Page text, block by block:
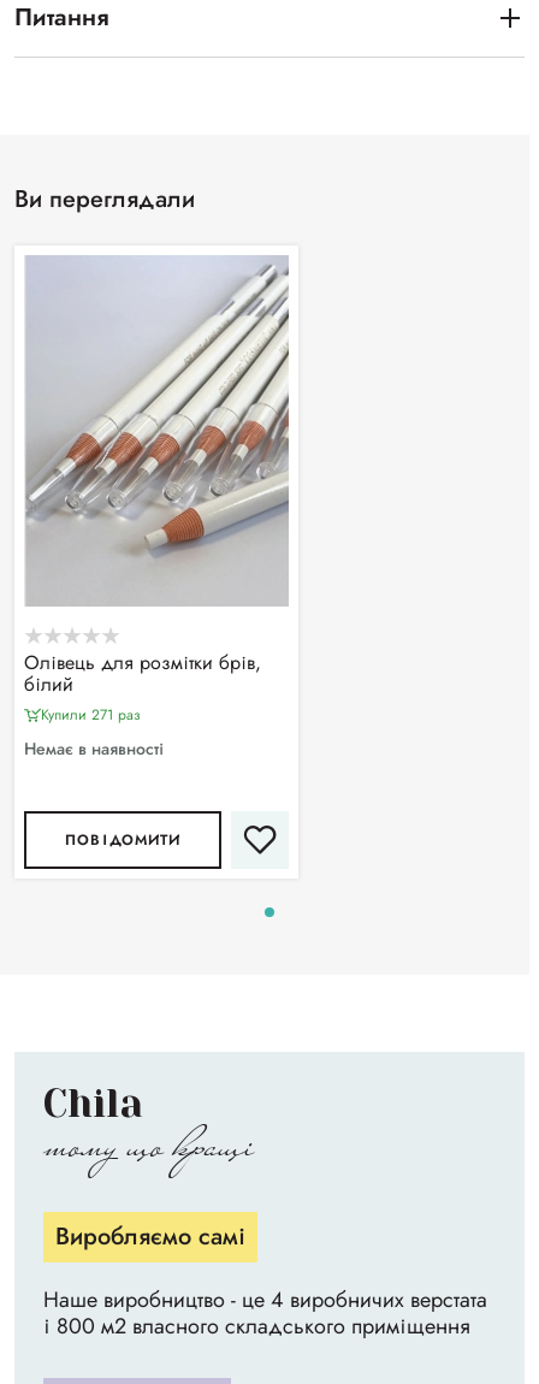
Питання
Ви переглядали
Олівець для розмітки брів,
білий
Купили 271 раз
Немає в наявності
ПОВІДОМИТИ
Chila
тому що кращі
Виробляємо самі
Наше виробництво - це 4 виробничих верстата
і 800 м2 власного складського приміщення